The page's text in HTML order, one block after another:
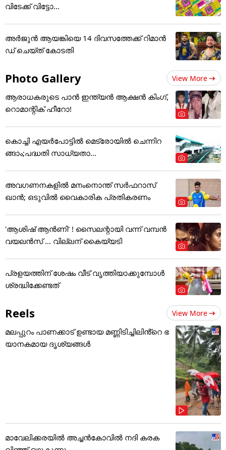
വിടേക്ക് വിട്ടോ...
അ‌ർജുൻ ആയങ്കിയെ 14 ദിവസത്തേക്ക് റിമാൻ
ഡ് ചെയ്ത് കോടതി
Photo Gallery View More
ആരാധകരുടെ പാൻ ഇന്ത്യൻ ആക്ഷൻ കിംഗ്,
റൊമാന്റിക് ഹീറോ!
കൊച്ചി എയര്‍പോട്ടില്‍ മെട്രോയില്‍ ചെന്നിറ
ങ്ങാം;പദ്ധതി സാധ്യതാ...
അവഗണനകളില്‍ മനംനൊന്ത് സര്‍ഫറാസ്
ഖാന്‍; ഒടുവില്‍ വൈകാരിക പ്രതികരണം
'ആശിഷ് ആൻണി' ! സൈലന്റായി വന്ന് വമ്പൻ
വയലൻസ് ... വില്ലന് കൈയ്യടി
പ്രളയത്തിന് ശേഷം വീട് വൃത്തിയാക്കുമ്പോൾ
ശ്രദ്ധിക്കേണ്ടത്
Reels View More
മലപ്പുറം പാണക്കാട് ഉണ്ടായ മണ്ണിടിച്ചിലിൻ്റെ ഭ
യാനകമായ ദൃശ്യങ്ങൾ
മാവേലിക്കരയിൽ അച്ചൻകോവിൽ നദി കരക